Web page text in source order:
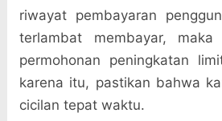
riwayat pembayaran
terlambat membayar, maka
permohonan peningkatan
karena itu, pastikan bahwa
cicilan tepat waktu.